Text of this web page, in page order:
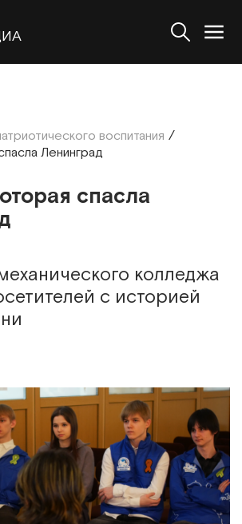
воспитания /
Ленинград
спасла
колледжа
с историей